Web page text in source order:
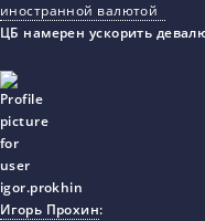
иностранной валютой
ЦБ намерен ускорить
Игорь Прохин: